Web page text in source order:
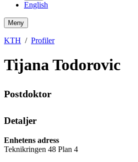
English
Meny
KTH Profiler
Tijana Todorovic
Postdoktor
Detaljer
Enhetens adress
Teknikringen 48 Plan 4